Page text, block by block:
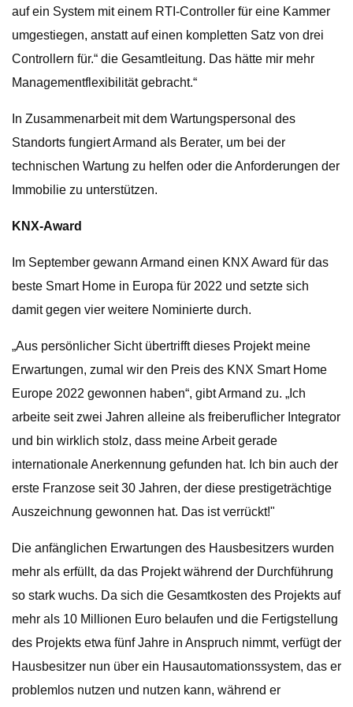
auf ein System mit einem RTI-Controller für eine Kammer
umgestiegen, anstatt auf einen kompletten Satz von drei
Controllern für.“ die Gesamtleitung. Das hätte mir mehr
Managementflexibilität gebracht.“
In Zusammenarbeit mit dem Wartungspersonal des
Standorts fungiert Armand als Berater, um bei der
technischen Wartung zu helfen oder die Anforderungen der
Immobilie zu unterstützen.
KNX-Award
Im September gewann Armand einen KNX Award für das
beste Smart Home in Europa für 2022 und setzte sich
damit gegen vier weitere Nominierte durch.
„Aus persönlicher Sicht übertrifft dieses Projekt meine
Erwartungen, zumal wir den Preis des KNX Smart Home
Europe 2022 gewonnen haben“, gibt Armand zu. „Ich
arbeite seit zwei Jahren alleine als freiberuflicher Integrator
und bin wirklich stolz, dass meine Arbeit gerade
internationale Anerkennung gefunden hat. Ich bin auch der
erste Franzose seit 30 Jahren, der diese prestigeträchtige
Auszeichnung gewonnen hat. Das ist verrückt!"
Die anfänglichen Erwartungen des Hausbesitzers wurden
mehr als erfüllt, da das Projekt während der Durchführung
so stark wuchs. Da sich die Gesamtkosten des Projekts auf
mehr als 10 Millionen Euro belaufen und die Fertigstellung
des Projekts etwa fünf Jahre in Anspruch nimmt, verfügt der
Hausbesitzer nun über ein Hausautomationssystem, das er
problemlos nutzen und nutzen kann, während er